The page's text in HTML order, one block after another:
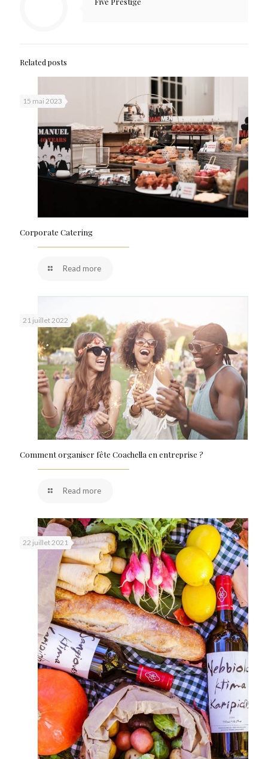
Related posts
15 mai 2023
Corporate Catering
Read more
21 juillet 2022
Comment organiser fête Coachella en entreprise ?
Read more
22 juillet 2021